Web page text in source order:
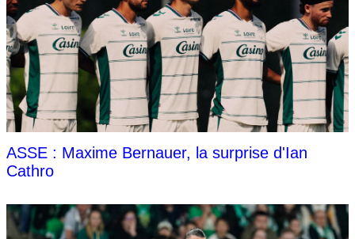
ASSE : Maxime Bernauer, la surprise d'Ian
Cathro